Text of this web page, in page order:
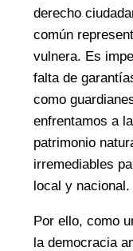
derecho
común
vulnera. Es
falta de
como
enfrentamos a
patrimonio
irremediables
local y nacional.
Por ello, como
la democracia